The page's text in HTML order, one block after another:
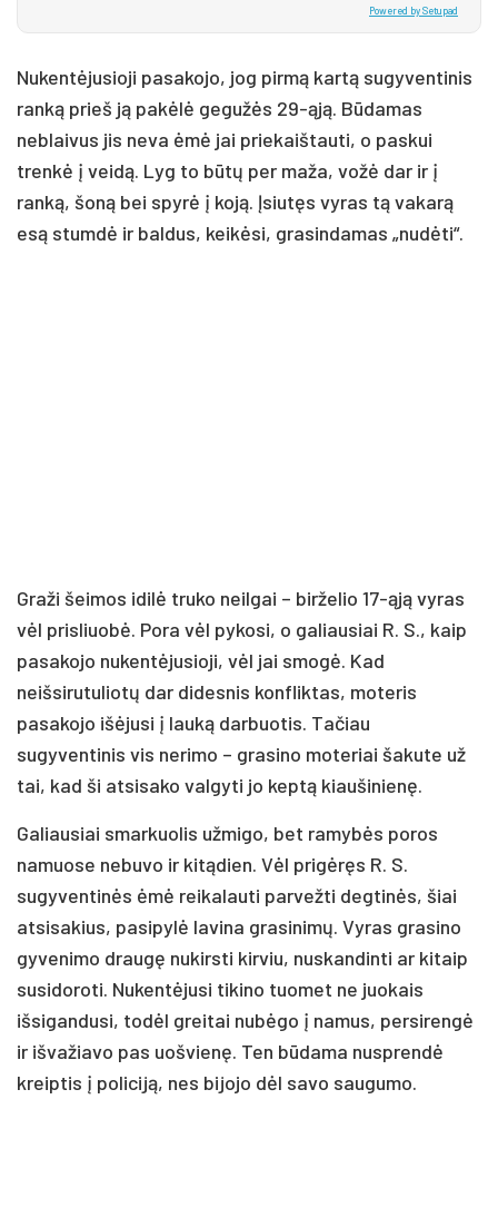
Powered by Setupad
Nukentėjusioji pasakojo, jog pirmą kartą sugyventinis
ranką prieš ją pakėlė gegužės 29-ąją. Būdamas
neblaivus jis neva ėmė jai priekaištauti, o paskui
trenkė į veidą. Lyg to būtų per maža, vožė dar ir į
ranką, šoną bei spyrė į koją. Įsiutęs vyras tą vakarą
esą stumdė ir baldus, keikėsi, grasindamas „nudėti“.
Graži šeimos idilė truko neilgai – birželio 17-ąją vyras
vėl prisliuobė. Pora vėl pykosi, o galiausiai R. S., kaip
pasakojo nukentėjusioji, vėl jai smogė. Kad
neišsirutuliotų dar didesnis konfliktas, moteris
pasakojo išėjusi į lauką darbuotis. Tačiau
sugyventinis vis nerimo – grasino moteriai šakute už
tai, kad ši atsisako valgyti jo keptą kiaušinienę.
Galiausiai smarkuolis užmigo, bet ramybės poros
namuose nebuvo ir kitądien. Vėl prigėręs R. S.
sugyventinės ėmė reikalauti parvežti degtinės, šiai
atsisakius, pasipylė lavina grasinimų. Vyras grasino
gyvenimo draugę nukirsti kirviu, nuskandinti ar kitaip
susidoroti. Nukentėjusi tikino tuomet ne juokais
išsigandusi, todėl greitai nubėgo į namus, persirengė
ir išvažiavo pas uošvienę. Ten būdama nusprendė
kreiptis į policiją, nes bijojo dėl savo saugumo.